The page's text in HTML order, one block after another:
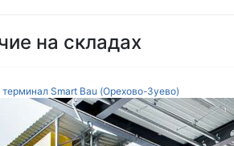
на складах
Smart Bau (Орехово-Зуево)